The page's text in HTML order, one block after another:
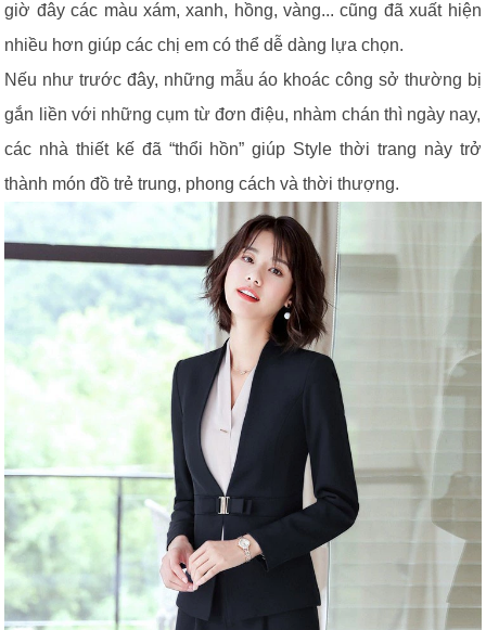
giờ đây các màu xám, xanh, hồng, vàng... cũng đã xuất hiện
nhiều hơn giúp các chị em có thể dễ dàng lựa chọn.
Nếu như trước đây, những mẫu áo khoác công sở thường bị
gắn liền với những cụm từ đơn điệu, nhàm chán thì ngày nay,
các nhà thiết kế đã “thổi hồn” giúp Style thời trang này trở
thành món đồ trẻ trung, phong cách và thời thượng.